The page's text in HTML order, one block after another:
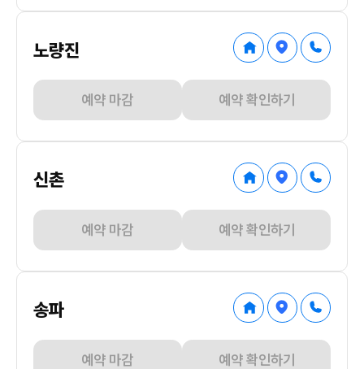
노량진
예약 마감 예약 확인하기
신촌
예약 마감 예약 확인하기
송파
예약 마감 예약 확인하기